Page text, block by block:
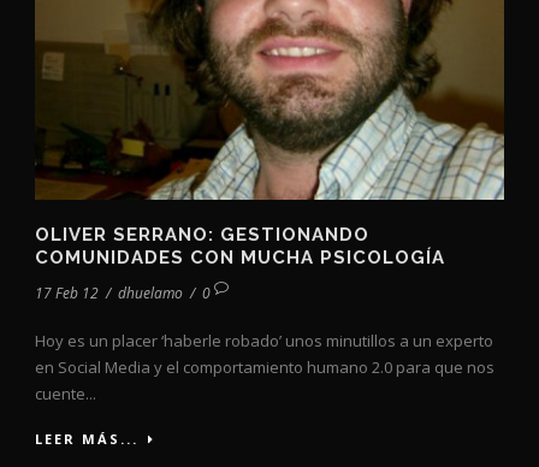
OLIVER SERRANO: GESTIONANDO
COMUNIDADES CON MUCHA PSICOLOGÍA
17 Feb 12 / dhuelamo / 0
Hoy es un placer ‘haberle robado’ unos minutillos a un experto
en Social Media y el comportamiento humano 2.0 para que nos
cuente...
LEER MÁS...